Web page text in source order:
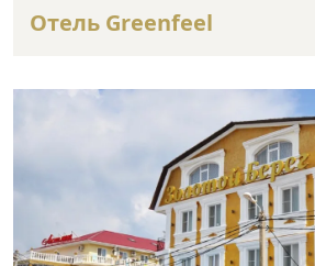
Отель Greenfeel